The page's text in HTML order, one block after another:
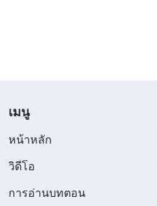
เมนู
หน้าหลัก
วิดีโอ
การอ่านบทตอน